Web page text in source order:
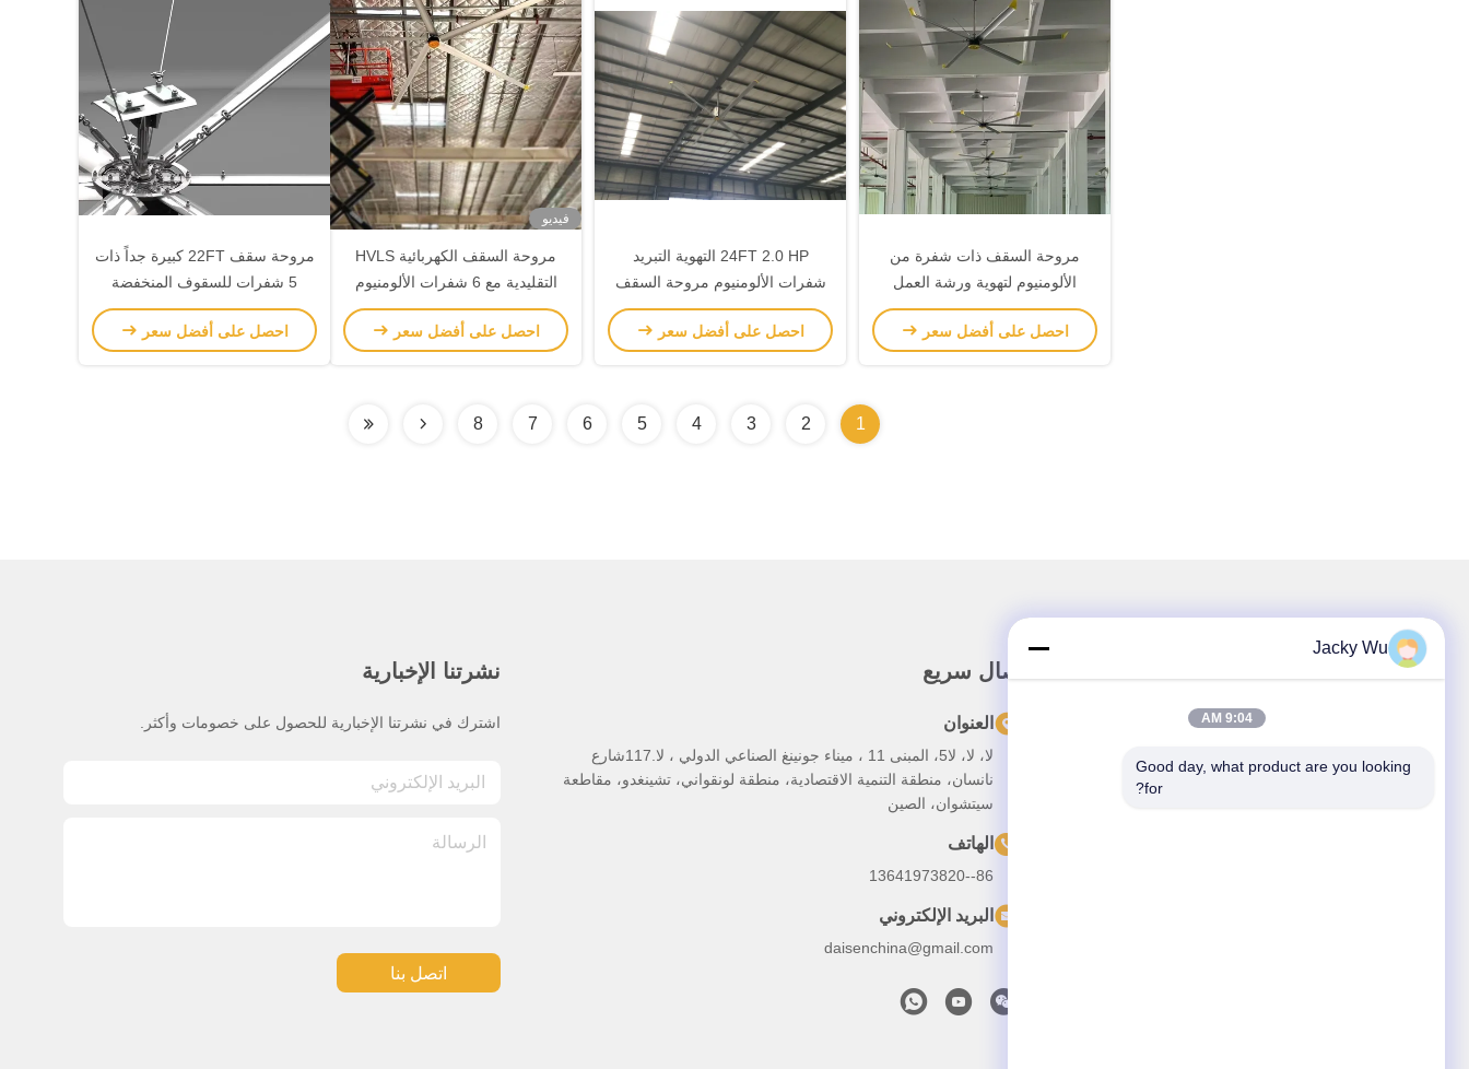
مروحة السقف ذات شفرة من
الألومنيوم لتهوية ورشة العمل
احصل على أفضل سعر
24FT 2.0 HP التهوية التبريد
شفرات الألومنيوم مروحة السقف
العملاقة
احصل على أفضل سعر
فيديو
مروحة السقف الكهربائية HVLS
التقليدية مع 6 شفرات الألومنيوم
احصل على أفضل سعر
مروحة سقف 22FT كبيرة جداً ذات
5 شفرات للسقوف المنخفضة
العالية
احصل على أفضل سعر
1
2
3
4
5
6
7
8
رابط سريع
حولنا
اتصال سريع
العنوان
لا، لا، لا5، المبنى 11 ، ميناء جونينغ الصناعي الدولي ، لا.117شارع
نانسان، منطقة التنمية الاقتصادية، منطقة لونقواني، تشينغدو، مقاطعة
سيتشوان، الصين
الهاتف
86--13641973820
البريد الإلكتروني
daisenchina@gmail.com
نشرتنا الإخبارية
اشترك في نشرتنا الإخبارية للحصول على خصومات وأكثر.
اتصل بنا
Jacky Wu
9:04 AM
Good day, what product are you looking
for?